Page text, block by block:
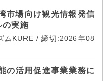
市場向け観光情報発信
の実施
ムKURE / 締切:2026年08
の活用促進事業業務に